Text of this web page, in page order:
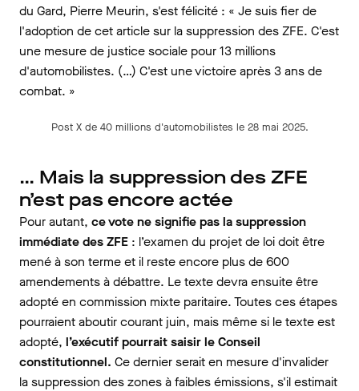
du Gard, Pierre Meurin, s'est félicité : « Je suis fier de
l'adoption de cet article sur la suppression des ZFE. C'est
une mesure de justice sociale pour 13 millions
d'automobilistes. (…) C'est une victoire après 3 ans de
combat. »
Post X de 40 millions d'automobilistes le 28 mai 2025.
… Mais la suppression des ZFE
n’est pas encore actée
Pour autant, ce vote ne signifie pas la suppression
immédiate des ZFE : l’examen du projet de loi doit être
mené à son terme et il reste encore plus de 600
amendements à débattre. Le texte devra ensuite être
adopté en commission mixte paritaire. Toutes ces étapes
pourraient aboutir courant juin, mais même si le texte est
adopté, l’exécutif pourrait saisir le Conseil
constitutionnel. Ce dernier serait en mesure d'invalider
la suppression des zones à faibles émissions, s'il estimait